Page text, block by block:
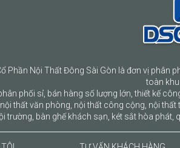
Phần Nội Thất Đông Sài Gòn là đơn vị phân
toàn khu
phối sỉ, bán hàng số lượng lớn, thiết kế
thất văn phòng, nội thất công cộng, nội
trường, bàn ghế khách sạn, két sắt hòa phát,